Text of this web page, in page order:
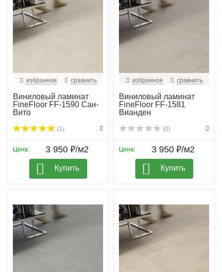
избранное сравнить
Виниловый ламинат
FineFloor FF-1590 Сан-
Вито
(1)
Цена: 3 950 ₽/м2
Купить
избранное сравнить
Виниловый ламинат
FineFloor FF-1581
Вианден
(0)
Цена: 3 950 ₽/м2
Купить